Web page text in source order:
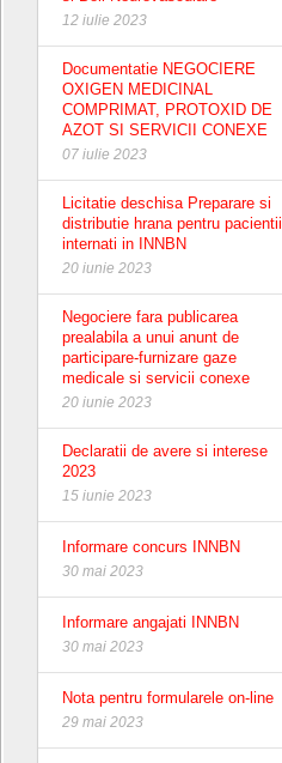
12 iulie 2023
Documentatie NEGOCIERE
OXIGEN MEDICINAL
COMPRIMAT, PROTOXID DE
AZOT SI SERVICII CONEXE
07 iulie 2023
Licitatie deschisa Preparare si
distributie hrana pentru pacientii
internati in INNBN
20 iunie 2023
Negociere fara publicarea
prealabila a unui anunt de
participare-furnizare gaze
medicale si servicii conexe
20 iunie 2023
Declaratii de avere si interese
2023
15 iunie 2023
Informare concurs INNBN
30 mai 2023
Informare angajati INNBN
30 mai 2023
Nota pentru formularele on-line
29 mai 2023